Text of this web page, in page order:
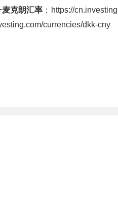
麦克朗汇率 ：https://
currencies/dkk-cny